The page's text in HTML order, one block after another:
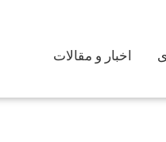
اخبار و مقالات